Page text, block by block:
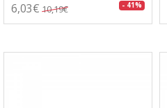
6,03€ 10,19€ - 41%